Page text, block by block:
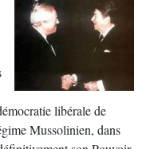
libérale de
Mussolinien, dans